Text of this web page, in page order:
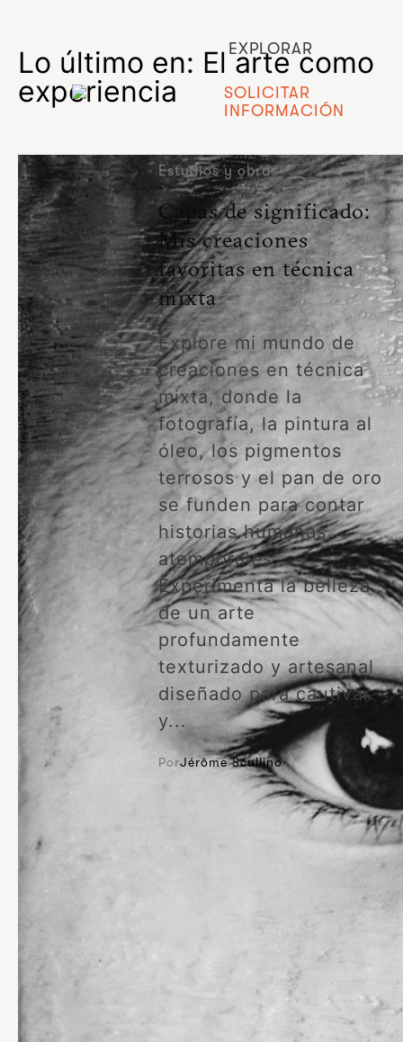
EXPLORAR
SOLICITAR
INFORMACIÓN
Lo último en: El arte como
experiencia
Estudios y obras
Capas de significado:
Mis creaciones
favoritas en técnica
mixta
Explore mi mundo de
creaciones en técnica
mixta, donde la
fotografía, la pintura al
óleo, los pigmentos
terrosos y el pan de oro
se funden para contar
historias humanas
atemporales.
Experimenta la belleza
de un arte
profundamente
texturizado y artesanal
diseñado para cautivar
y...
PorJérôme Scullino